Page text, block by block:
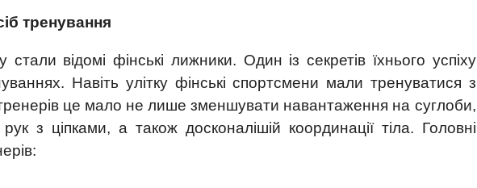
тренування
відомі фінські лижники. Один із секретів їхнього успіху
Навіть улітку фінські спортсмени мали тренуватися з
це мало не лише зменшувати навантаження на суглоби,
з ціпками, а також досконалішій координації тіла. Головні